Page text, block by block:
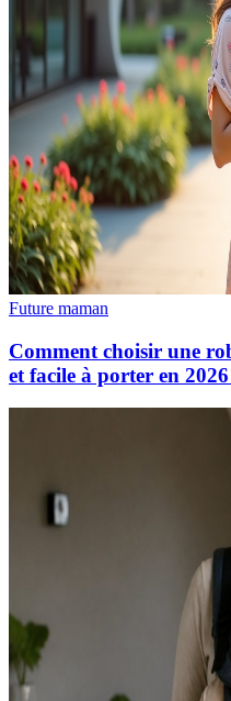
Future maman
Comment choisir une
et facile à porter en